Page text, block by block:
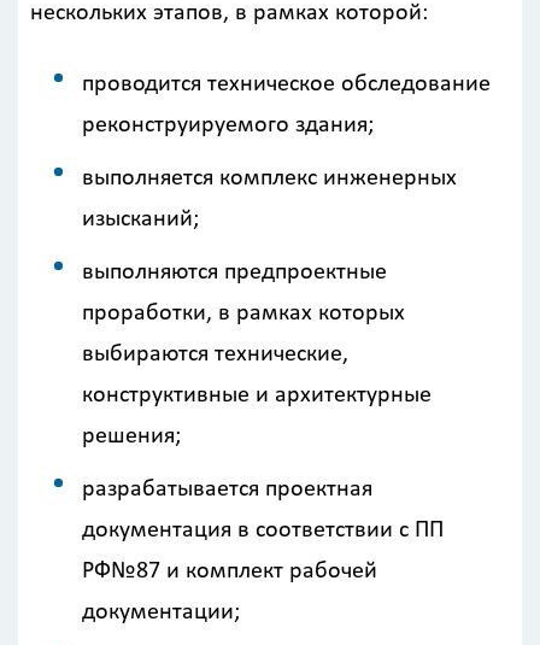
нескольких этапов, в рамках которой:
проводится техническое обследование
реконструируемого здания;
выполняется комплекс инженерных
изысканий;
выполняются предпроектные
проработки, в рамках которых
выбираются технические,
конструктивные и архитектурные
решения;
разрабатывается проектная
документация в соответствии с ПП
РФ№87 и комплект рабочей
документации;